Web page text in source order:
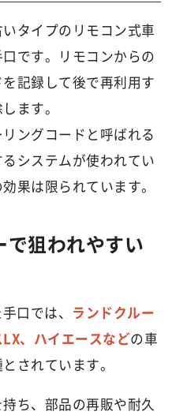
タイプのリモコン式車
です。リモコンからの
記録して後で再利用す
ます。
ングコードと呼ばれる
システムが使われてい
果は限られています。
で狙われやすい
口では、 ランドクルー
、ハイエースなどの車
されています。
ち、部品の再販や耐久